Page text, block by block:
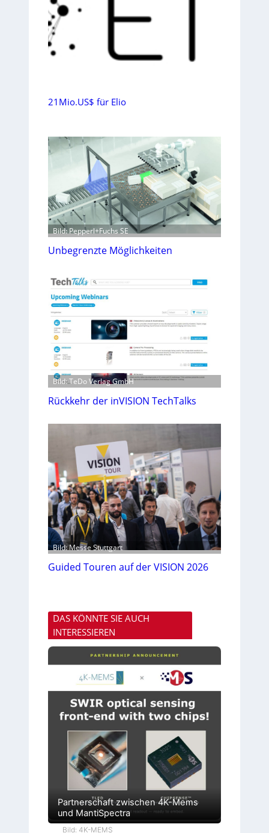
21Mio.US$ für Elio
Bild: Pepperl+Fuchs SE
Unbegrenzte Möglichkeiten
Bild: TeDo Verlag GmbH
Rückkehr der inVISION TechTalks
Bild: Messe Stuttgart
Guided Touren auf der VISION 2026
DAS KÖNNTE SIE AUCH
INTERESSIEREN
Partnerschaft zwischen 4K-Mems
und MantiSpectra
Bild: 4K-MEMS